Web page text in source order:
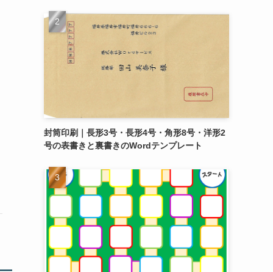
封筒印刷｜長形3号・長形4号・角形8号・洋形2
号の表書きと裏書きのWordテンプレート